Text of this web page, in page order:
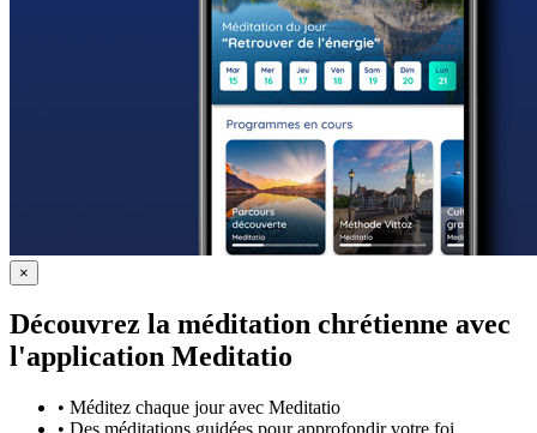
×
Découvrez la méditation chrétienne avec
l'application Meditatio
• Méditez chaque jour avec Meditatio